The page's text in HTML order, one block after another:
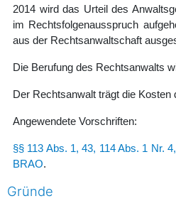
2014 wird das Urteil des
im Rechtsfolgenausspruch
aus der Rechtsanwaltschaft
Die Berufung des Rechtsanwalts
Der Rechtsanwalt trägt die Kosten
Angewendete Vorschriften:
§§ 113 Abs. 1, 43, 114 Abs. 1 Nr.
BRAO.
Gründe